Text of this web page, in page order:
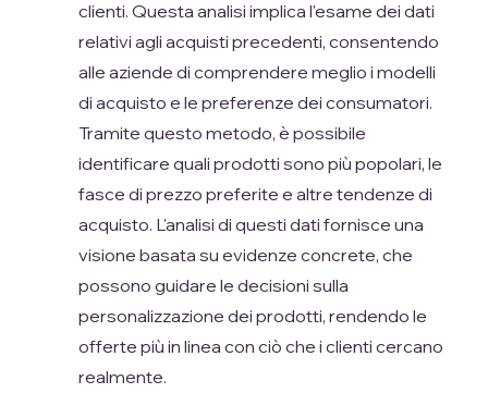
clienti. Questa analisi implica l'esame dei dati
relativi agli acquisti precedenti, consentendo
alle aziende di comprendere meglio i modelli
di acquisto e le preferenze dei consumatori.
Tramite questo metodo, è possibile
identificare quali prodotti sono più popolari, le
fasce di prezzo preferite e altre tendenze di
acquisto. L'analisi di questi dati fornisce una
visione basata su evidenze concrete, che
possono guidare le decisioni sulla
personalizzazione dei prodotti, rendendo le
offerte più in linea con ciò che i clienti cercano
realmente.